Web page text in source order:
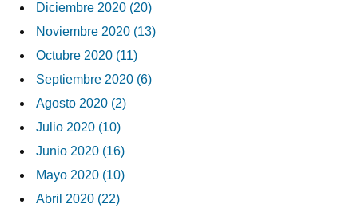
Diciembre 2020 (20)
Noviembre 2020 (13)
Octubre 2020 (11)
Septiembre 2020 (6)
Agosto 2020 (2)
Julio 2020 (10)
Junio 2020 (16)
Mayo 2020 (10)
Abril 2020 (22)